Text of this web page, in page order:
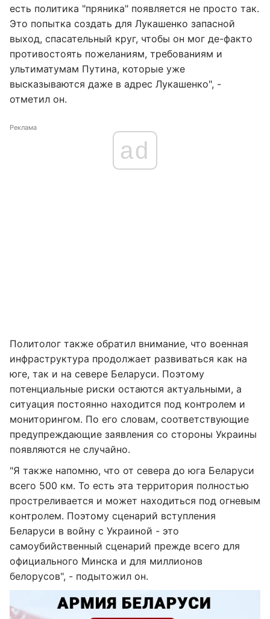
есть политика "пряника" появляется не просто так.
Это попытка создать для Лукашенко запасной
выход, спасательный круг, чтобы он мог де-факто
противостоять пожеланиям, требованиям и
ультиматумам Путина, которые уже
высказываются даже в адрес Лукашенко", -
отметил он.
Реклама
ad
Политолог также обратил внимание, что военная
инфраструктура продолжает развиваться как на
юге, так и на севере Беларуси. Поэтому
потенциальные риски остаются актуальными, а
ситуация постоянно находится под контролем и
мониторингом. По его словам, соответствующие
предупреждающие заявления со стороны Украины
появляются не случайно.
"Я также напомню, что от севера до юга Беларуси
всего 500 км. То есть эта территория полностью
простреливается и может находиться под огневым
контролем. Поэтому сценарий вступления
Беларуси в войну с Украиной - это
самоубийственный сценарий прежде всего для
официального Минска и для миллионов
белорусов", - подытожил он.